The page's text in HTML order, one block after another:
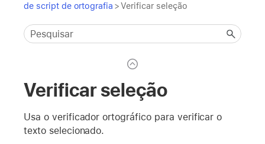
de script de ortografia >Verificar seleção
Verificar seleção
Usa o verificador ortográfico para verificar o
texto selecionado.